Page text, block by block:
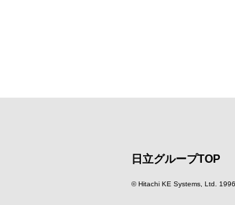
日立グループTOP
© Hitachi KE Systems, Ltd. 1996,